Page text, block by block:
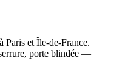
Paris et Île-de-France.
porte blindée —